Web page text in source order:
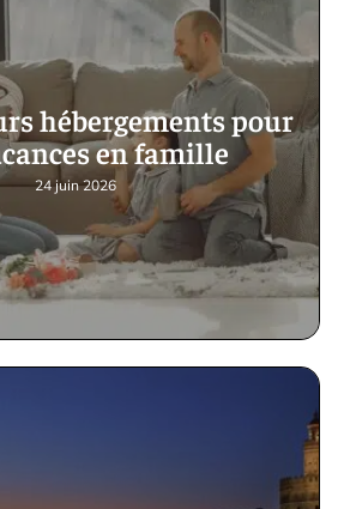
hébergements pour
en famille
24 juin 2026